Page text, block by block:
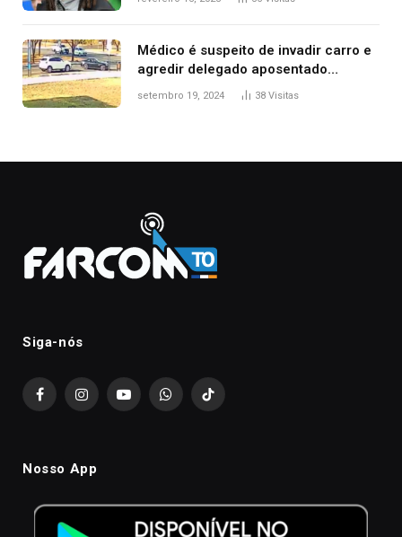
Médico é suspeito de invadir carro e
agredir delegado aposentado
durante confusão no trânsito
setembro 19, 2024 38 Visitas
Siga-nós
FacebookInstagramYouTubeWhatsAppTikTok
Nosso App